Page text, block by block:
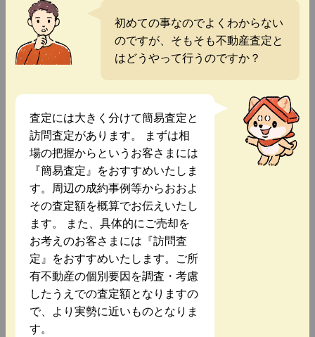
初めての事なのでよくわからない
のですが、そもそも不動産査定と
はどうやって行うのですか？
査定には大きく分けて簡易査定と
訪問査定があります。 まずは相
場の把握からというお客さまには
『簡易査定』をおすすめいたしま
す。周辺の成約事例等からおおよ
その査定額を概算でお伝えいたし
ます。 また、具体的にご売却を
お考えのお客さまには『訪問査
定』をおすすめいたします。ご所
有不動産の個別要因を調査・考慮
したうえでの査定額となりますの
で、より実勢に近いものとなりま
す。